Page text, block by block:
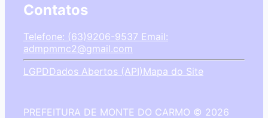
Contatos
Telefone: (63)9206-9537 Email:
admpmmc2@gmail.com
LGPDDados Abertos (API)Mapa do Site
PREFEITURA DE MONTE DO CARMO © 2026